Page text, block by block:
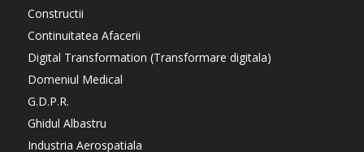
Constructii
Continuitatea Afacerii
Digital Transformation (Transformare digitala)
Domeniul Medical
G.D.P.R.
Ghidul Albastru
Industria Aerospatiala